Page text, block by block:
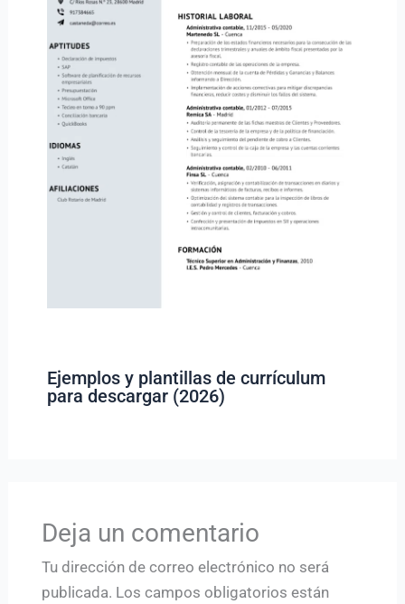
Ejemplos y plantillas de currículum
para descargar (2026)
Deja un comentario
Tu dirección de correo electrónico no será
publicada. Los campos obligatorios están